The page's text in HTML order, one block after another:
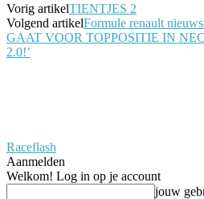
Vorig artikelTIENTJES 2
Volgend artikelFormule renault
GAAT VOOR TOPPOSITIE IN
2.0!’
Raceflash
Aanmelden
Welkom! Log in op je account
jouw